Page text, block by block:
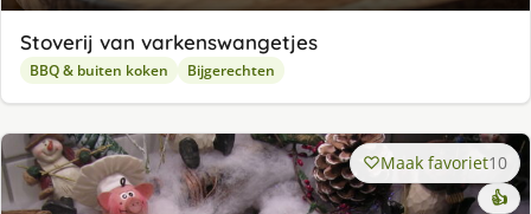
Stoverij van varkenswangetjes
BBQ & buiten koken Bijgerechten
Maak favoriet10
👍